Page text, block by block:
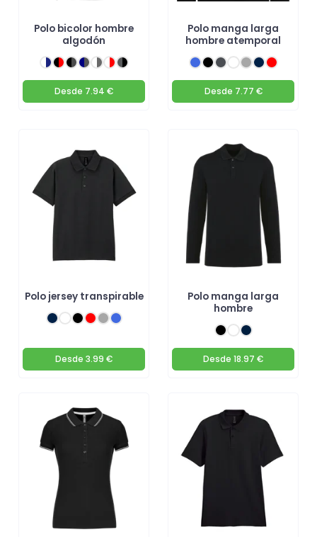
Polo bicolor hombre
algodón
Desde 7.94 €
Polo manga larga
hombre atemporal
Desde 7.77 €
Polo jersey transpirable
Desde 3.99 €
Polo manga larga
hombre
Desde 18.97 €